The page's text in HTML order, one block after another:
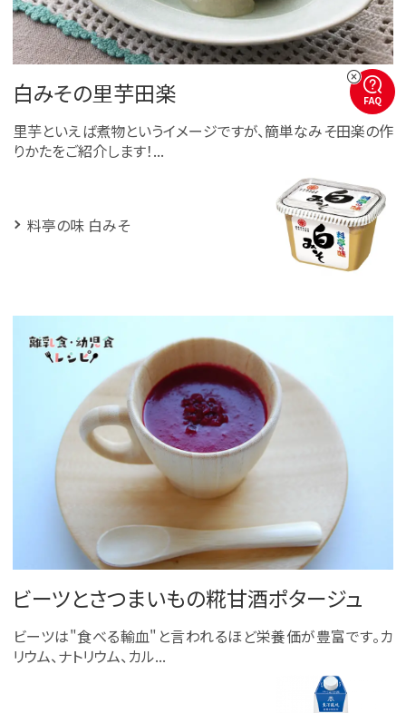
白みその里芋田楽
里芋といえば煮物というイメージですが、簡単なみそ田楽の作
りかたをご紹介します！...
料亭の味 白みそ
ビーツとさつまいもの糀甘酒ポタージュ
ビーツは"食べる輸血"と言われるほど栄養価が豊富です。カ
リウム、ナトリウム、カル...
FAQ